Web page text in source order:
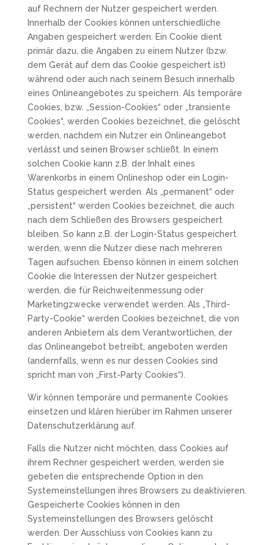
auf Rechnern der Nutzer gespeichert werden.
Innerhalb der Cookies können unterschiedliche
Angaben gespeichert werden. Ein Cookie dient
primär dazu, die Angaben zu einem Nutzer (bzw.
dem Gerät auf dem das Cookie gespeichert ist)
während oder auch nach seinem Besuch innerhalb
eines Onlineangebotes zu speichern. Als temporäre
Cookies, bzw. „Session-Cookies“ oder „transiente
Cookies“, werden Cookies bezeichnet, die gelöscht
werden, nachdem ein Nutzer ein Onlineangebot
verlässt und seinen Browser schließt. In einem
solchen Cookie kann z.B. der Inhalt eines
Warenkorbs in einem Onlineshop oder ein Login-
Status gespeichert werden. Als „permanent“ oder
„persistent“ werden Cookies bezeichnet, die auch
nach dem Schließen des Browsers gespeichert
bleiben. So kann z.B. der Login-Status gespeichert
werden, wenn die Nutzer diese nach mehreren
Tagen aufsuchen. Ebenso können in einem solchen
Cookie die Interessen der Nutzer gespeichert
werden, die für Reichweitenmessung oder
Marketingzwecke verwendet werden. Als „Third-
Party-Cookie“ werden Cookies bezeichnet, die von
anderen Anbietern als dem Verantwortlichen, der
das Onlineangebot betreibt, angeboten werden
(andernfalls, wenn es nur dessen Cookies sind
spricht man von „First-Party Cookies“).
Wir können temporäre und permanente Cookies
einsetzen und klären hierüber im Rahmen unserer
Datenschutzerklärung auf.
Falls die Nutzer nicht möchten, dass Cookies auf
ihrem Rechner gespeichert werden, werden sie
gebeten die entsprechende Option in den
Systemeinstellungen ihres Browsers zu deaktivieren.
Gespeicherte Cookies können in den
Systemeinstellungen des Browsers gelöscht
werden. Der Ausschluss von Cookies kann zu